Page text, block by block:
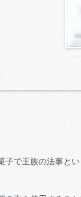
子で王族の法事と